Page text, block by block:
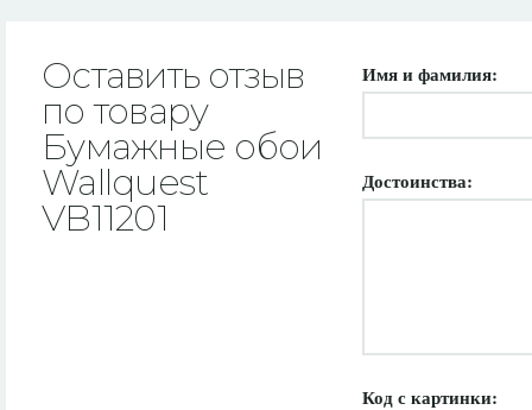
Оставить отзыв
по товару
Бумажные обои
Wallquest
VB11201
Имя и фамилия:
Достоинства:
Код с картинки: